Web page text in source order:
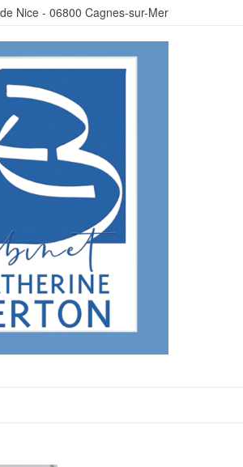
Nice - 06800 Cagnes-sur-Mer